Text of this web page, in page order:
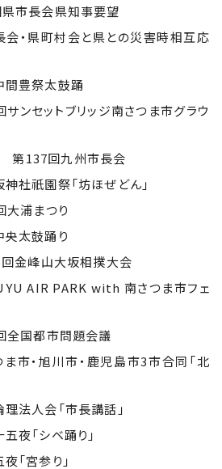
市長会県知事要望
・県町村会と県との災害時相互応
豊祭太鼓踊
ンセットブリッジ南さつま市グラウ
第137回九州市長会
社祇園祭「坊ほぜどん」
浦まつり
太鼓踊り
金峰山大坂相撲大会
AIR PARK with 南さつま市フェ
国都市問題会議
市・旭川市・鹿児島市3市合同「北
法人会「市長講話」
夜「シベ踊り」
「宮参り」